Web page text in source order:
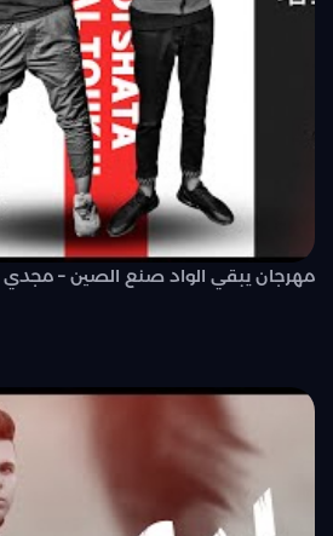
مهرجان يبقي الواد صنع الصين –